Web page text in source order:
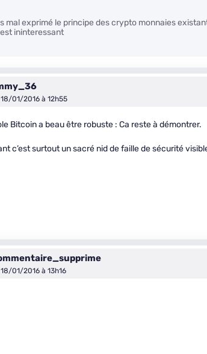
mal exprimé le principe des crypto monnaies
ininteressant
01/2016 à 12h55
Bitcoin a beau être robuste : Ca reste à démontrer.
c’est surtout un sacré nid de faille de sécurité
01/2016 à 13h16